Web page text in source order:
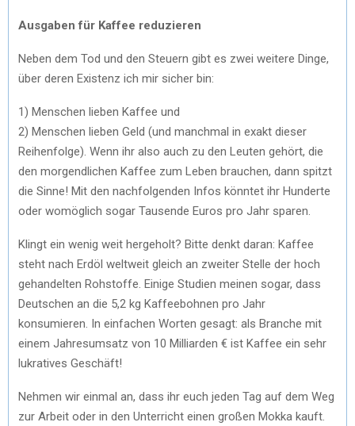
R
Ausgaben für Kaffee reduzieren
Neben dem Tod und den Steuern gibt es zwei weitere Dinge,
über deren Existenz ich mir sicher bin:
1) Menschen lieben Kaffee und
2) Menschen lieben Geld (und manchmal in exakt dieser
Reihenfolge). Wenn ihr also auch zu den Leuten gehört, die
den morgendlichen Kaffee zum Leben brauchen, dann spitzt
die Sinne! Mit den nachfolgenden Infos könntet ihr Hunderte
oder womöglich sogar Tausende Euros pro Jahr sparen.
Klingt ein wenig weit hergeholt? Bitte denkt daran: Kaffee
steht nach Erdöl weltweit gleich an zweiter Stelle der hoch
gehandelten Rohstoffe. Einige Studien meinen sogar, dass
Deutschen an die 5,2 kg Kaffeebohnen pro Jahr
konsumieren. In einfachen Worten gesagt: als Branche mit
einem Jahresumsatz von 10 Milliarden € ist Kaffee ein sehr
lukratives Geschäft!
Nehmen wir einmal an, dass ihr euch jeden Tag auf dem Weg
zur Arbeit oder in den Unterricht einen großen Mokka kauft.